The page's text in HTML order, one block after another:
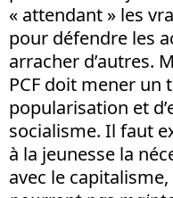
« attendant » les
pour défendre les
arracher d’autres.
PCF doit mener un
popularisation et
socialisme. Il faut
à la jeunesse la
avec le